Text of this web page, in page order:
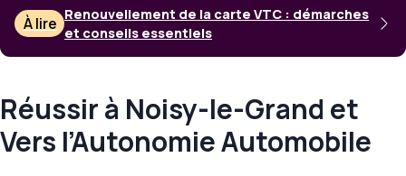
À lire Renouvellement de la carte VTC : démarches
et conseils essentiels
Réussir à Noisy-le-Grand et
Vers l’Autonomie Automobile